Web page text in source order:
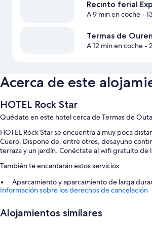
Recinto ferial
A 9 min en coche-
Termas de
A 12 min en coche-
Acerca de este
HOTEL Rock Star
Quédate en este hotel cerca de Termas de
HOTEL Rock Star se encuentra a muy poca
Cuero. Dispone de, entre otros, desayuno
terraza y un jardín. Conéctate al wifi gratuito de
También te encantarán estos servicios:
Aparcamiento y aparcamiento de larga
Servicio de registro de salida exprés, área
Una caja fuerte en recepción, asistencia
Información sobre los derechos de cancelación
Alojamientos similares